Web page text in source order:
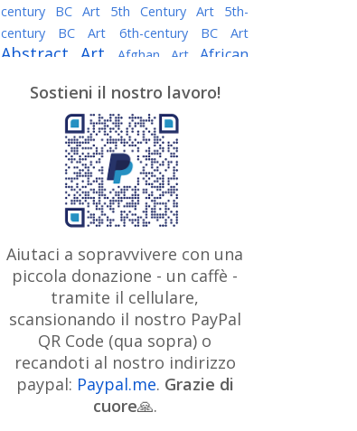
century BC Art
5th Century Art
5th-
century BC Art
6th-century BC Art
Abstract Art Afghan Art
African
Algerian painter American Art
Argentine Art Armenian painter
Art history Art Institute of Chicago
Art Quotes - Literature
Australian Art Austrian Art
Austro-Hungarian Art Awarded
Artist
Baroque Art
Belarusian
Art Belgian Art Bohemian Art Bolivian
Bosnian Art Brazilian Art British
Art British Museum Brooklyn Museum
Bulgarian Art Burmese Art Canadian
Art
Caravaggio
Chilean Art
Chinese Art Christie's
Claude
Cleveland Museum of Art
Sostieni il nostro lavoro!
Aiutaci a sopravvivere con una
piccola donazione - un caffè -
tramite il cellulare,
scansionando il nostro PayPal
QR Code (qua sopra) o
recandoti al nostro indirizzo
paypal: Paypal.me. Grazie di
cuore🙏.